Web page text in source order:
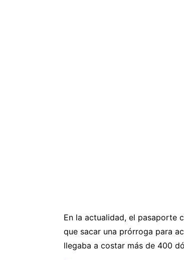
En la actualidad, el pasaporte
que sacar una prórroga para
llegaba a costar más de 400